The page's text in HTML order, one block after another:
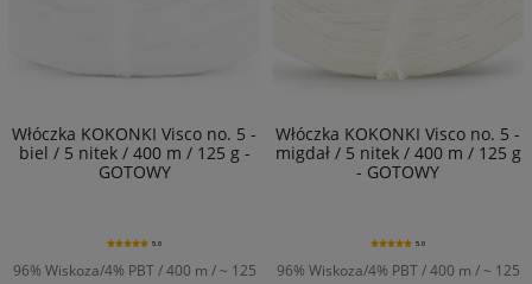
Włóczka KOKONKI Visco no. 5 -
biel / 5 nitek / 400 m / 125 g -
GOTOWY
96% Wiskoza/4% PBT / 400 m / ~ 125
5.0
Włóczka KOKONKI Visco no. 5 -
migdał / 5 nitek / 400 m / 125 g
- GOTOWY
96% Wiskoza/4% PBT / 400 m / ~ 125
5.0